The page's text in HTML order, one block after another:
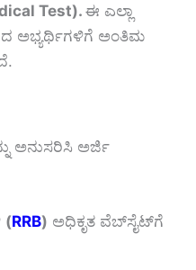
Test). ಈ ಎಲ್ಲಾ
ಅಭ್ಯರ್ಥಿಗಳಿಗೆ ಅಂತಿಮ
ಅನುಸರಿಸಿ ಅರ್ಜಿ
(RRB) ಅಧಿಕೃತ ವೆಬ್‌ಸೈಟ್‌ಗೆ